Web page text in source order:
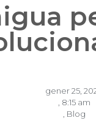
gener 25,
8:15 am
Blog